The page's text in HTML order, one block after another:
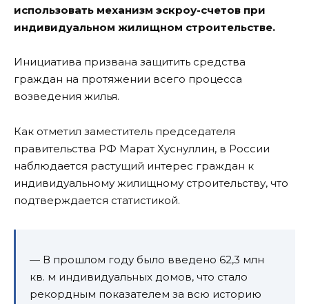
использовать механизм эскроу-счетов при
индивидуальном жилищном строительстве.
Инициатива призвана защитить средства
граждан на протяжении всего процесса
возведения жилья.
Как отметил заместитель председателя
правительства РФ Марат Хуснуллин, в России
наблюдается растущий интерес граждан к
индивидуальному жилищному строительству, что
подтверждается статистикой.
— В прошлом году было введено 62,3 млн
кв. м индивидуальных домов, что стало
рекордным показателем за всю историю